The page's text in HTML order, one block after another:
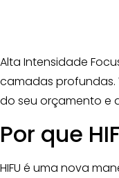
Alta Intensidade
camadas
do seu orçamento e
Por que
HIFU é uma nova